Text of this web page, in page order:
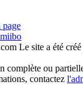
page
Le site a été
complète ou
contactez